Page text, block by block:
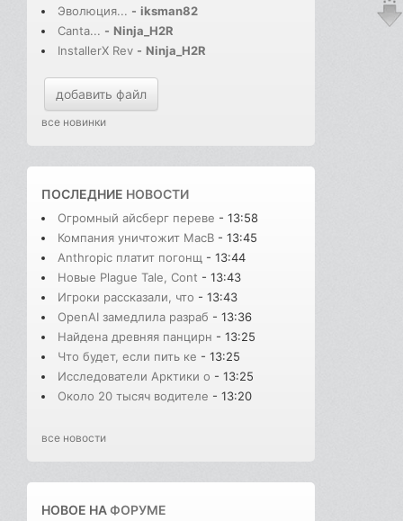
Эволюция... - iksman82
Canta... - Ninja_H2R
InstallerX Rev - Ninja_H2R
добавить файл
все новинки
ПОСЛЕДНИЕ НОВОСТИ
Огромный айсберг переве - 13:58
Компания уничтожит MacB - 13:45
Anthropic платит погонщ - 13:44
Новые Plague Tale, Cont - 13:43
Игроки рассказали, что - 13:43
OpenAI замедлила разраб - 13:36
Найдена древняя панцирн - 13:25
Что будет, если пить ке - 13:25
Исследователи Арктики о - 13:25
Около 20 тысяч водителе - 13:20
все новости
НОВОЕ НАФОРУМЕ